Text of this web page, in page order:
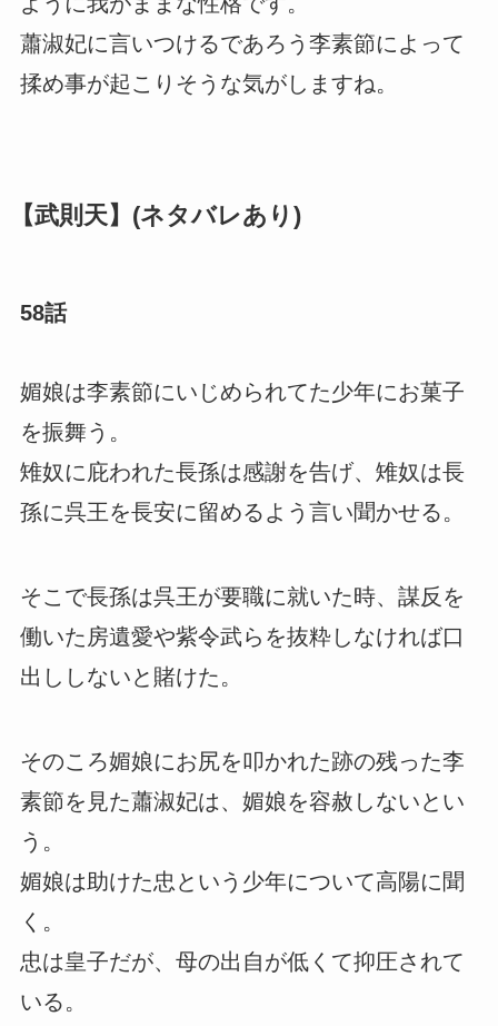
蕭淑妃に言いつけるであろう李素節によって
揉め事が起こりそうな気がしますね。
【武則天】(ネタバレあり)
58話
媚娘は李素節にいじめられてた少年にお菓子
を振舞う。
雉奴に庇われた長孫は感謝を告げ、雉奴は長
孫に呉王を長安に留めるよう言い聞かせる。
そこで長孫は呉王が要職に就いた時、謀反を
働いた房遺愛や紫令武らを抜粋しなければ口
出ししないと賭けた。
そのころ媚娘にお尻を叩かれた跡の残った李
素節を見た蕭淑妃は、媚娘を容赦しないとい
う。
媚娘は助けた忠という少年について高陽に聞
く。
忠は皇子だが、母の出自が低くて抑圧されて
いる。